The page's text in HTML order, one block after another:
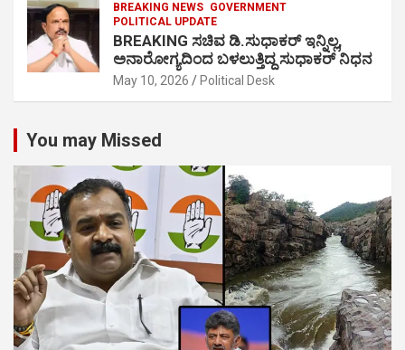
BREAKING NEWS GOVERNMENT
POLITICAL UPDATE
BREAKING ಸಚಿವ ಡಿ.ಸುಧಾಕರ್ ಇನ್ನಿಲ್ಲ,
ಅನಾರೋಗ್ಯದಿಂದ ಬಳಲುತ್ತಿದ್ದ ಸುಧಾಕರ್ ನಿಧನ
May 10, 2026 Political Desk
You may Missed